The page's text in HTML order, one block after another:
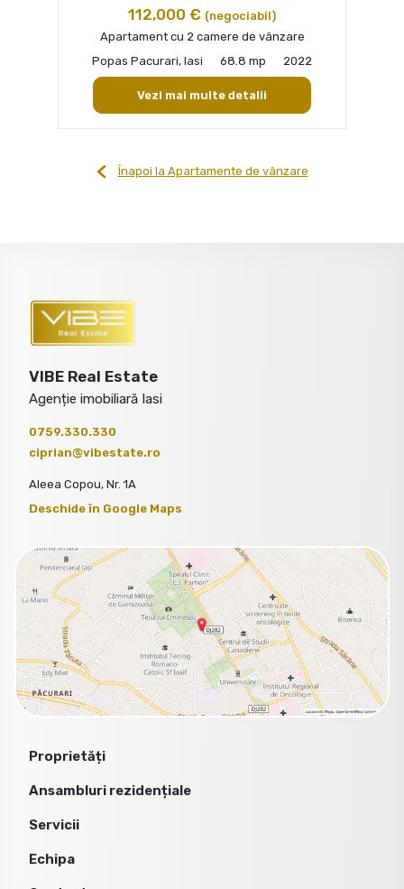
112,000 € (negociabil)
Apartament cu 2 camere de vânzare
Popas Pacurari, Iasi
68.8 mp 2022
Vezi mai multe detalii
Înapoi la Apartamente de vânzare
VIBE Real Estate
Agenție imobiliară Iasi
0759.330.330
ciprian@vibestate.ro
Aleea Copou, Nr. 1A
Deschide în Google Maps
Proprietăți
Ansambluri rezidențiale
Servicii
Echipa